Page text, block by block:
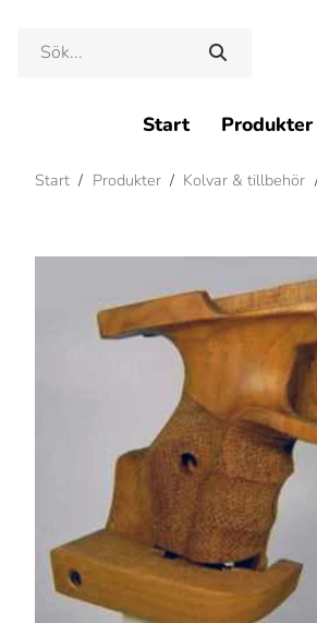
Start Produkter
Start / Produkter / Kolvar & tillbehör